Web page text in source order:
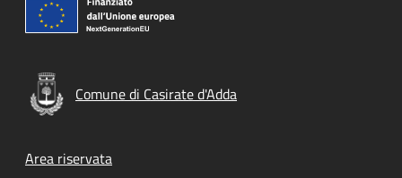
Comune di Casirate d'Adda
Footer menu
Area riservata